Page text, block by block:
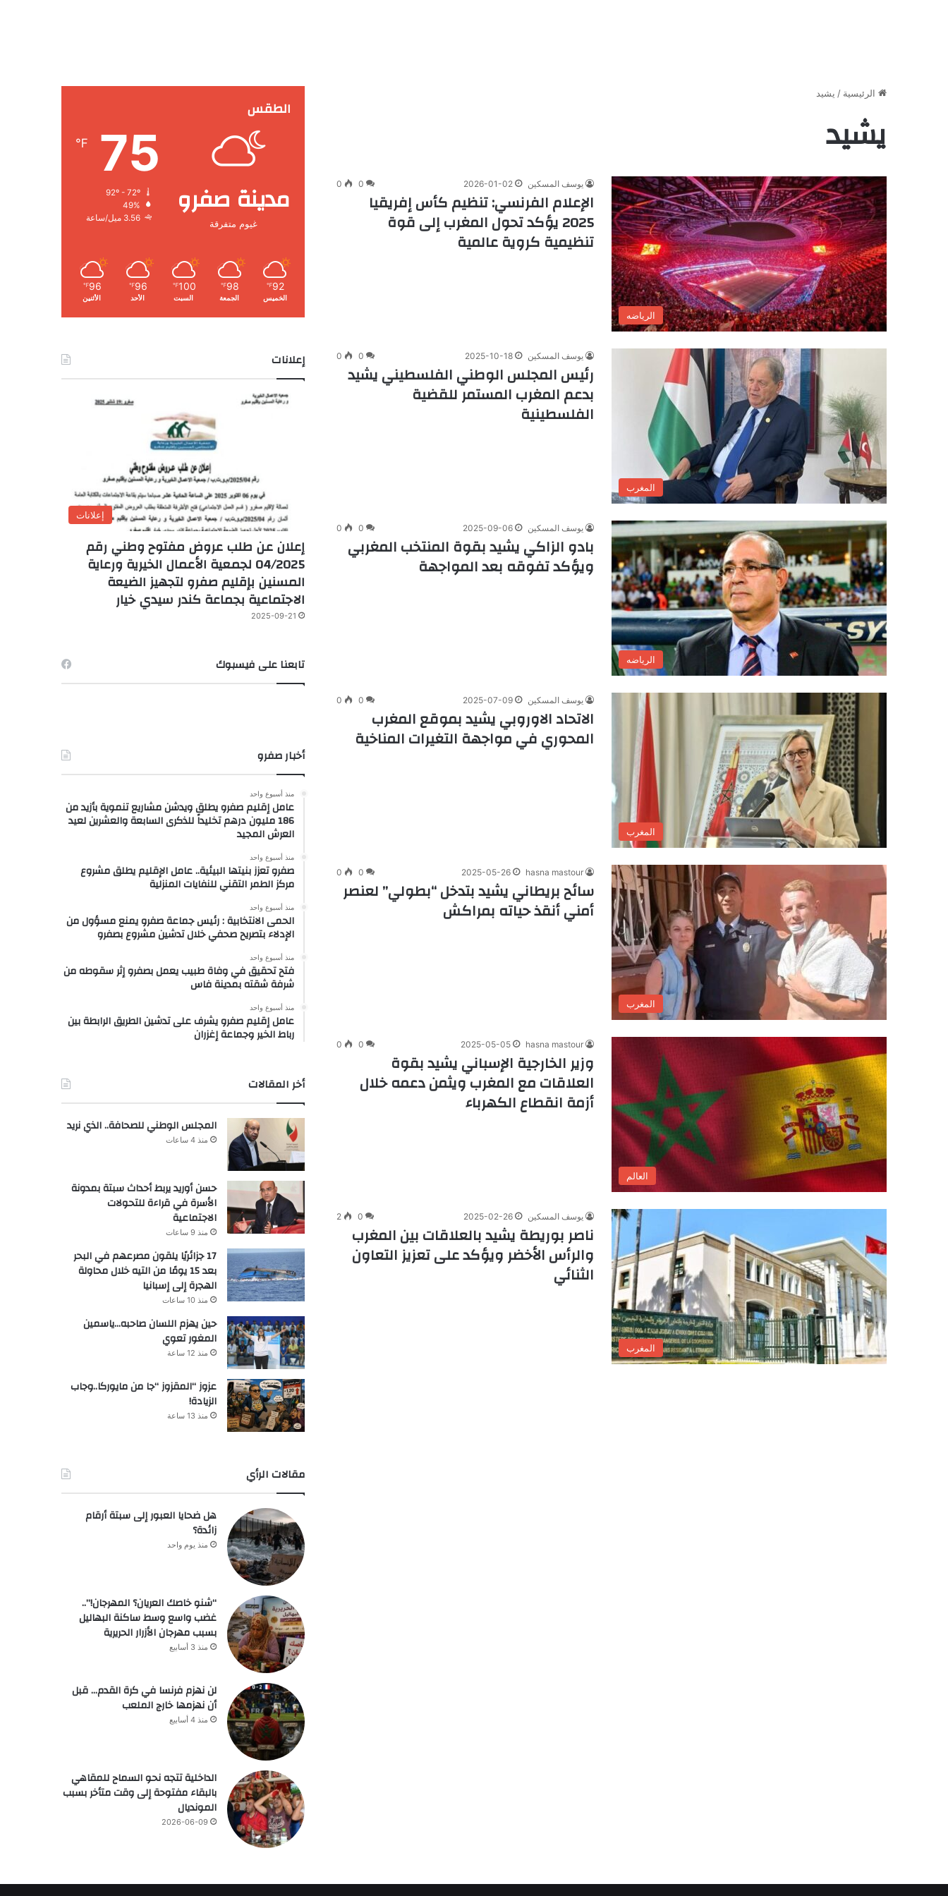
الرئيسية / يشيد
يشيد
الرياضه
يوسف المسكين 2026-01-02
0
0
الإعلام الفرنسي: تنظيم كأس إفريقيا
2025 يؤكد تحول المغرب إلى قوة
تنظيمية كروية عالمية
المغرب
يوسف المسكين 2025-10-18
0
0
رئيس المجلس الوطني الفلسطيني يشيد
بدعم المغرب المستمر للقضية
الفلسطينية
الرياضه
يوسف المسكين 2025-09-06
0
0
بادو الزاكي يشيد بقوة المنتخب المغربي
ويؤكد تفوقه بعد المواجهة
المغرب
يوسف المسكين 2025-07-09
0
0
الاتحاد الاوروبي يشيد بموقع المغرب
المحوري في مواجهة التغيرات المناخية
المغرب
hasna mastour
2025-05-26
0
0
سائح بريطاني يشيد بتدخل “بطولي” لعنصر
أمني أنقذ حياته بمراكش
العالم
hasna mastour
2025-05-05
0
0
وزير الخارجية الإسباني يشيد بقوة
العلاقات مع المغرب ويثمن دعمه خلال
أزمة انقطاع الكهرباء
المغرب
يوسف المسكين 2025-02-26
0
2
ناصر بوريطة يشيد بالعلاقات بين المغرب
والرأس الأخضر ويؤكد على تعزيز التعاون
الثنائي
الطقس
مدينة صفرو
غيوم متفرقة
75
℉
49%
3.56 ميل/ساعة
92
℉
الخميس
98
℉
الجمعة
100
℉
السبت
96
℉
الأحد
96
℉
الأثنين
إعلانات
إعلانات
إعلان عن طلب عروض مفتوح وطني رقم
04/2025 لجمعية الأعمال الخيرية ورعاية
المسنين بإقليم صفرو لتجهيز الضيعة
الاجتماعية بجماعة كندر سيدي خيار
2025-09-21
تابعنا على فيسبوك
أخبار صفرو
منذ أسبوع واحد
عامل إقليم صفرو يطلق ويدشن مشاريع تنموية بأزيد من
186 مليون درهم تخليداً للذكرى السابعة والعشرين لعيد
العرش المجيد
منذ أسبوع واحد
صفرو تعزز بنيتها البيئية.. عامل الإقليم يطلق مشروع
مركز الطمر التقني للنفايات المنزلية
منذ أسبوع واحد
الحمى الانتخابية : رئيس جماعة صفرو يمنع مسؤول من
الإدلاء بتصريح صحفي خلال تدشين مشروع بصفرو
منذ أسبوع واحد
فتح تحقيق في وفاة طبيب يعمل بصفرو إثر سقوطه من
شرفة شقته بمدينة فاس
منذ أسبوع واحد
عامل إقليم صفرو يشرف على تدشين الطريق الرابطة بين
رباط الخير وجماعة إغزران
أخر المقالات
المجلس الوطني للصحافة.. الذي نريد
منذ 4 ساعات
حسن أوريد يربط أحداث سبتة بمدونة
الأسرة في قراءة للتحولات
الاجتماعية
منذ 9 ساعات
17 جزائريًا يلقون مصرعهم في البحر
بعد 15 يومًا من التيه خلال محاولة
الهجرة إلى إسبانيا
منذ 10 ساعات
حين يهزم اللسان صاحبه…ياسمين
المغور تعوي
منذ 12 ساعة
عزوز “المقزوز “جا من مايوركا..وجاب
الزيادة!
منذ 13 ساعة
مقالات الرأي
هل ضحايا العبور إلى سبتة أرقام
زائدة؟
منذ يوم واحد
“شنو خاصك العريان؟ المهرجان!”..
غضب واسع وسط ساكنة البهاليل
بسبب مهرجان الأزرار الحريرية
منذ 3 أسابيع
لن نهزم فرنسا في كرة القدم… قبل
أن نهزمها خارج الملعب
منذ 4 أسابيع
الداخلية تتجه نحو السماح للمقاهي
بالبقاء مفتوحة إلى وقت متأخر بسبب
المونديال
2026-06-09